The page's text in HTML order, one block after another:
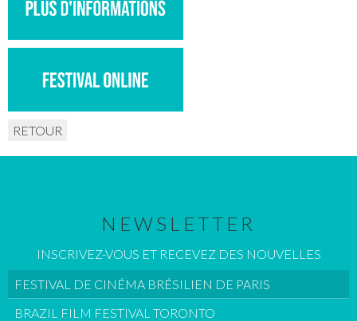
RETOUR
NEWSLETTER
INSCRIVEZ-VOUS ET RECEVEZ DES NOUVELLES
FESTIVAL DE CINÉMA BRÉSILIEN DE PARIS
BRAZIL FILM FESTIVAL TORONTO